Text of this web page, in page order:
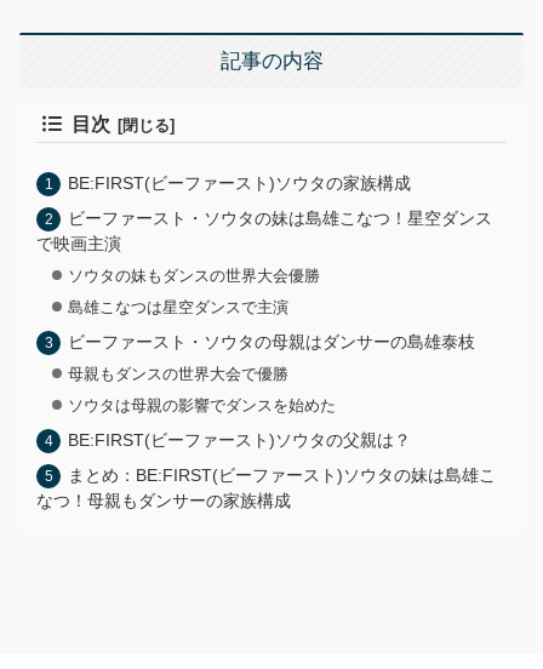
記事の内容
目次
BE:FIRST(ビーファースト)ソウタの家族構成
ビーファースト・ソウタの妹は島雄こなつ！星空ダンス
で映画主演
ソウタの妹もダンスの世界大会優勝
島雄こなつは星空ダンスで主演
ビーファースト・ソウタの母親はダンサーの島雄泰枝
母親もダンスの世界大会で優勝
ソウタは母親の影響でダンスを始めた
BE:FIRST(ビーファースト)ソウタの父親は？
まとめ：BE:FIRST(ビーファースト)ソウタの妹は島雄こ
なつ！母親もダンサーの家族構成